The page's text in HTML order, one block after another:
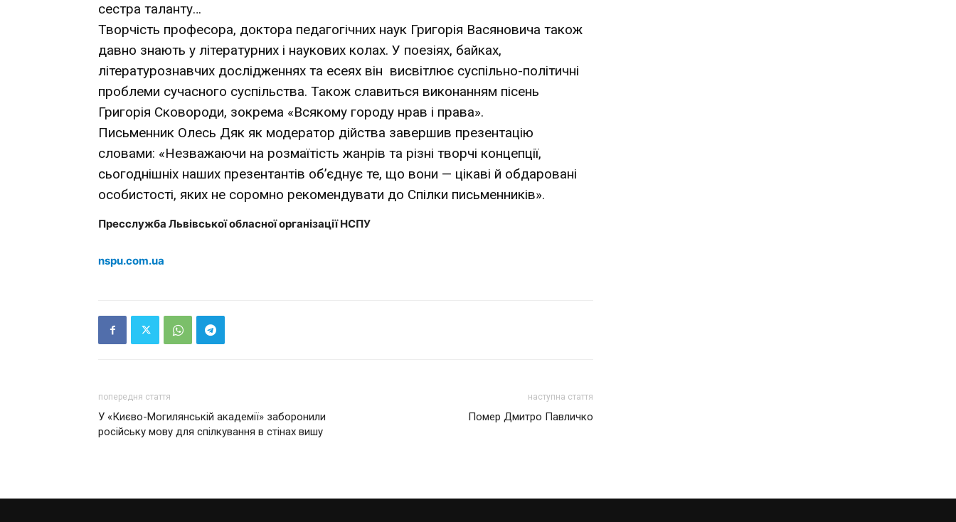
сестра таланту…
Творчість професора, доктора педагогічних наук Григорія Васяновича також
давно знають у літературних і наукових колах. У поезіях, байках,
літературознавчих дослідженнях та есеях він висвітлює суспільно-політичні
проблеми сучасного суспільства. Також славиться виконанням пісень
Григорія Сковороди, зокрема «Всякому городу нрав і права».
Письменник Олесь Дяк як модератор дійства завершив презентацію
словами: «Незважаючи на розмаїтість жанрів та різні творчі концепції,
сьогоднішніх наших презентантів об’єднує те, що вони — цікаві й обдаровані
особистості, яких не соромно рекомендувати до Спілки письменників».
Пресслужба Львівської обласної організації НСПУ
nspu.com.ua
попередня стаття
У «Києво-Могилянській академії» заборонили
російську мову для спілкування в стінах вишу
наступна стаття
Помер Дмитро Павличко